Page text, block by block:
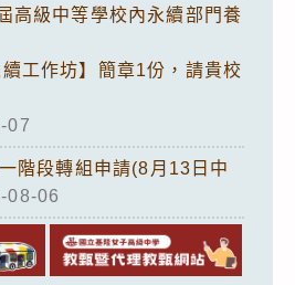
高級中等學校內永續部門養
工作坊】簡章1份，請貴校
07
階段轉組申請(8月13日中
08-06